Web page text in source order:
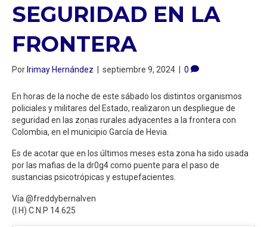
SEGURIDAD EN LA
FRONTERA
PorIrimay Hernández | septiembre 9, 2024 | 0
En horas de la noche de este sábado los distintos organismos
policiales y militares del Estado, realizaron un despliegue de
seguridad en las zonas rurales adyacentes a la frontera con
Colombia, en el municipio García de Hevia.
Es de acotar que en los últimos meses esta zona ha sido usada
por las mafias de la dr0g4 como puente para el paso de
sustancias psicotrópicas y estupefacientes.
Vía @freddybernalven
(I.H) C.N.P 14.625